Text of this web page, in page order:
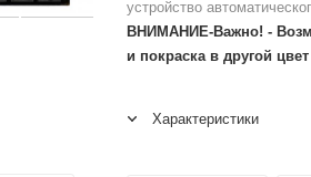
устройство
ВНИМАНИЕ-Важно! -
и покраска в другой цвет
Характеристики